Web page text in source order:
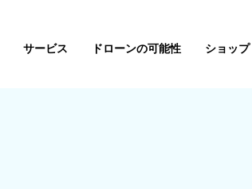
サービス ドローンの可能性 ショップ